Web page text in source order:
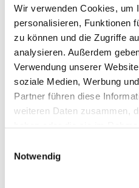
Wir verwenden Cookies, um
personalisieren, Funktionen
zu können und die Zugriffe
analysieren. Außerdem
Verwendung unserer
soziale Medien, Werbung
Partner führen diese
weiteren Daten zusammen,
haben oder die sie im
Notwendig
12.07.2026
26.09.2026
5 Übernachtungen
1 Tag E-Bike Verleih